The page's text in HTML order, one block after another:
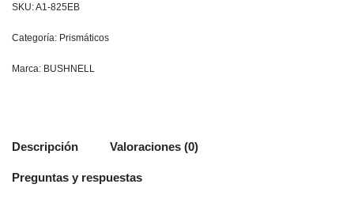
SKU:A1-825EB
Categoría: Prismáticos
Marca: BUSHNELL
Descripción Valoraciones (0)
Preguntas y respuestas